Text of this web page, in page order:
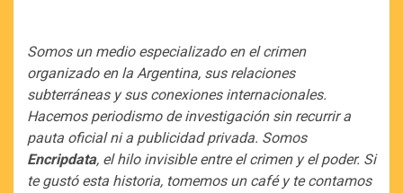
Somos un medio especializado en el crimen
organizado en la Argentina, sus relaciones
subterráneas y sus conexiones internacionales.
Hacemos periodismo de investigación sin recurrir a
pauta oficial ni a publicidad privada. Somos
Encripdata, el hilo invisible entre el crimen y el poder. Si
te gustó esta historia, tomemos un café y te contamos